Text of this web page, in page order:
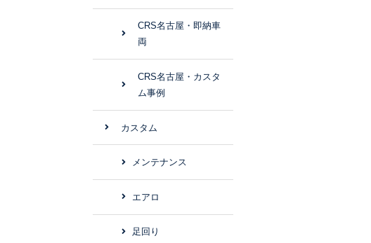
CRS名古屋・即納車
両
CRS名古屋・カスタ
ム事例
カスタム
メンテナンス
エアロ
足回り